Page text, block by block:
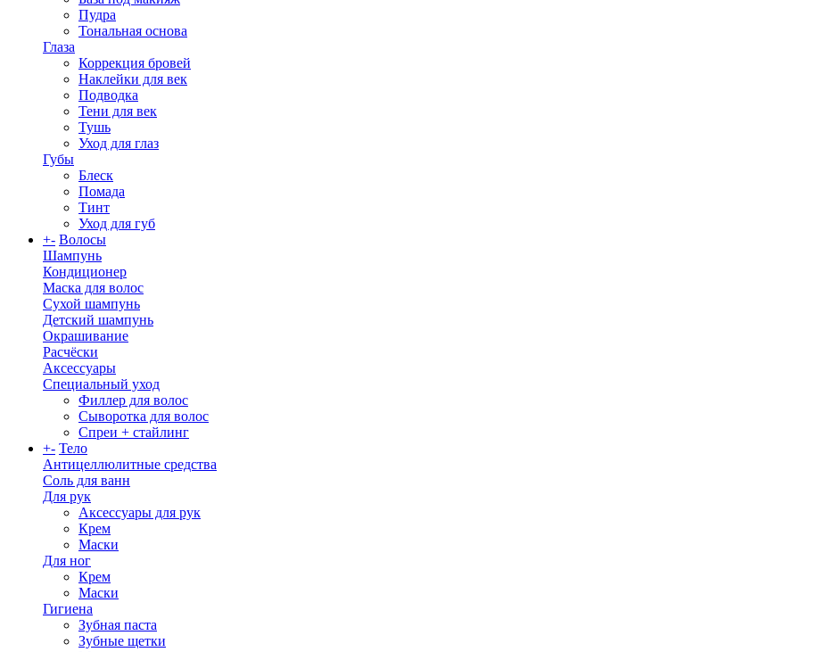
Пудра
Тональная основа
Глаза
Коррекция бровей
Наклейки для век
Подводка
Тени для век
Тушь
Уход для глаз
Губы
Блеск
Помада
Тинт
Уход для губ
+- Волосы
Шампунь
Кондиционер
Маска для волос
Сухой шампунь
Детский шампунь
Окрашивание
Расчёски
Аксессуары
Специальный уход
Филлер для волос
Сыворотка для волос
Спреи + стайлинг
+- Тело
Антицеллюлитные средства
Соль для ванн
Для рук
Аксессуары для рук
Крем
Маски
Для ног
Крем
Маски
Гигиена
Зубная паста
Зубные щетки